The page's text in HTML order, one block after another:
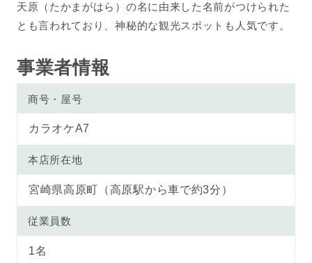
天原（たかまがはら）の名に由来した名前がつけられた
とも言われており、神秘的な観光スポットも人気です。
事業者情報
商号・屋号
カラオケA7
本店所在地
宮崎県高原町（高原駅から車で約3分）
従業員数
1名